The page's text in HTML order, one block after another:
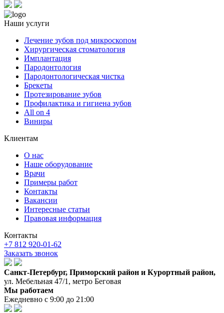
Наши услуги
Лечение зубов под микроскопом
Хирургическая стоматология
Имплантация
Пародонтология
Пародонтологическая чистка
Брекеты
Протезирование зубов
Профилактика и гигиена зубов
All on 4
Виниры
Клиентам
О нас
Наше оборудование
Врачи
Примеры работ
Контакты
Вакансии
Интересные статьи
Правовая информация
Контакты
+7 812 920-01-62
Заказать звонок
Санкт-Петербург, Приморский район и Курортный район,
ул. Мебельная 47/1, метро Беговая
Мы работаем
Ежедневно с 9:00 до 21:00